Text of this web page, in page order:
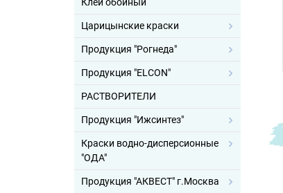
Царицынские краски
Продукция "Рогнеда"
Продукция "ELCON"
РАСТВОРИТЕЛИ
Продукция "Ижсинтез"
Краски водно-дисперсионные
"ОДА"
Продукция "АКВЕСТ" г.Москва